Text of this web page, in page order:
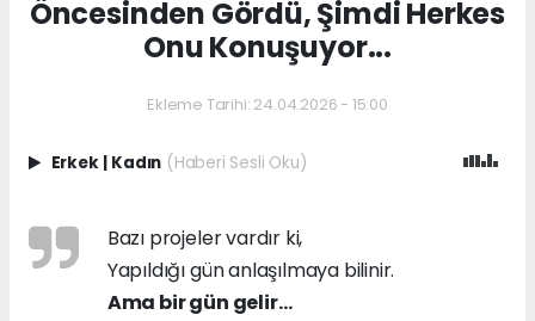
Öncesinden Gördü, Şimdi Herkes
Onu Konuşuyor...
Ekleme Tarihi: 24.04.2026 - 15:00
Erkek | Kadın (Haberi Sesli Oku)
Bazı projeler vardır ki,
Yapıldığı gün anlaşılmaya bilinir.
Ama bir gün gelir…